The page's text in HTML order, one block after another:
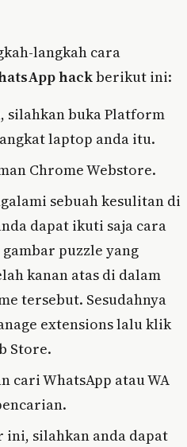
langkah cara
hackberikut ini:
silahkan buka Platform
laptop anda itu.
Chrome Webstore.
sebuah kesulitan di
dapat ikuti saja cara
puzzle yang
kanan atas di dalam
tersebut. Sesudahnya
extensions lalu klik
Store.
cari WhatsApp atau WA
silahkan anda dapat